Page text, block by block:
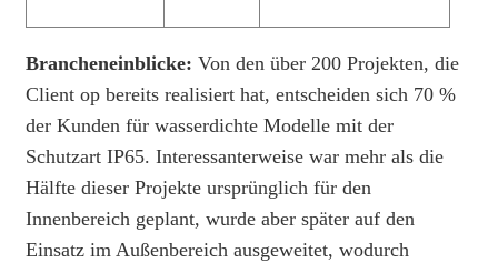
Brancheneinblicke: Von den über 200 Projekten, die
Client op bereits realisiert hat, entscheiden sich 70 %
der Kunden für wasserdichte Modelle mit der
Schutzart IP65. Interessanterweise war mehr als die
Hälfte dieser Projekte ursprünglich für den
Innenbereich geplant, wurde aber später auf den
Einsatz im Außenbereich ausgeweitet, wodurch